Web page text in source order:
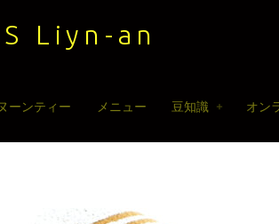
Liyn-an
ーンティー メニュー 豆知識 オン